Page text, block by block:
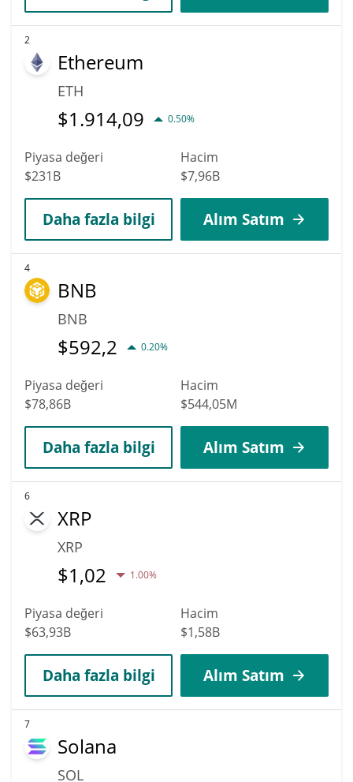
2
Ethereum
ETH
$1.914,09 0.50%
Piyasa değeri
$231B
Hacim
$7,96B
Daha fazla bilgi Alım Satım
4
BNB
BNB
$592,2 0.20%
Piyasa değeri
$78,86B
Hacim
$544,05M
Daha fazla bilgi Alım Satım
6
XRP
XRP
$1,02 1.00%
Piyasa değeri
$63,93B
Hacim
$1,58B
Daha fazla bilgi Alım Satım
7
Solana
SOL